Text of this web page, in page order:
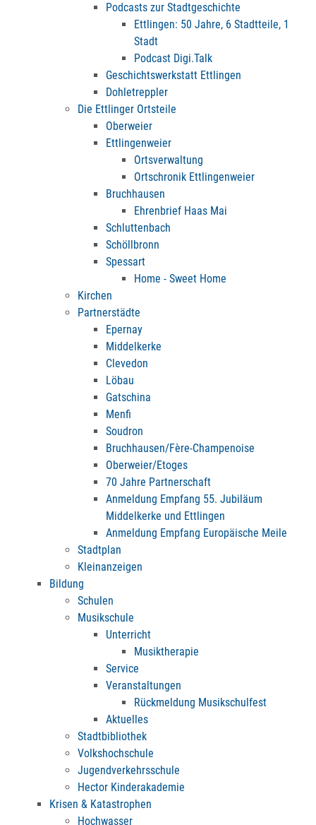
Podcasts zur Stadtgeschichte
Ettlingen: 50 Jahre, 6 Stadtteile, 1
Stadt
Podcast Digi.Talk
Geschichtswerkstatt Ettlingen
Dohletreppler
Die Ettlinger Ortsteile
Oberweier
Ettlingenweier
Ortsverwaltung
Ortschronik Ettlingenweier
Bruchhausen
Ehrenbrief Haas Mai
Schluttenbach
Schöllbronn
Spessart
Home - Sweet Home
Kirchen
Partnerstädte
Epernay
Middelkerke
Clevedon
Löbau
Gatschina
Menfi
Soudron
Bruchhausen/Fère-Champenoise
Oberweier/Etoges
70 Jahre Partnerschaft
Anmeldung Empfang 55. Jubiläum
Middelkerke und Ettlingen
Anmeldung Empfang Europäische Meile
Stadtplan
Kleinanzeigen
Bildung
Schulen
Musikschule
Unterricht
Musiktherapie
Service
Veranstaltungen
Rückmeldung Musikschulfest
Aktuelles
Stadtbibliothek
Volkshochschule
Jugendverkehrsschule
Hector Kinderakademie
Krisen & Katastrophen
Hochwasser